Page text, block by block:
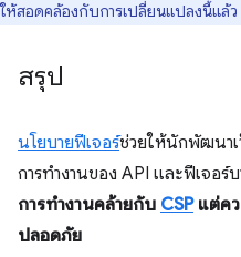
ให้สอดคล้องกับการเปลี่ยนแปลงนี้แล้ว
สรุป
นโยบายฟีเจอร์ช่วยให้นักพัฒนา
การทํางานของ API และฟีเจอร์บ
การทำงานคล้ายกับ CSPแต่คว
ปลอดภัย